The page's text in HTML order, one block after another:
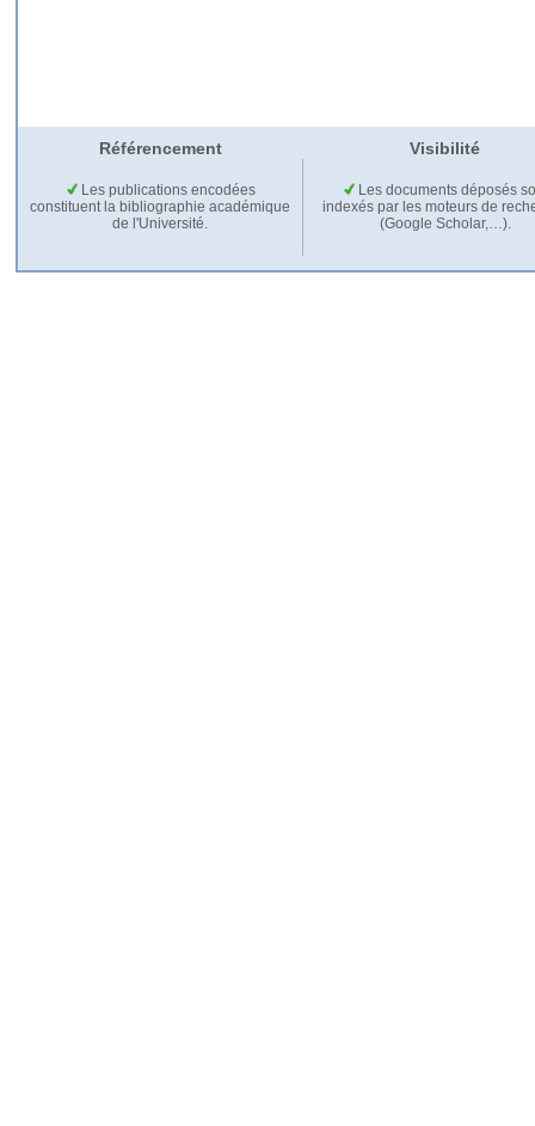
Référencement Visibilité
Les publications encodées
constituent la bibliographie académique
de l'Université.
Les documents déposés
indexés par les moteurs de
(Google Scholar,…).